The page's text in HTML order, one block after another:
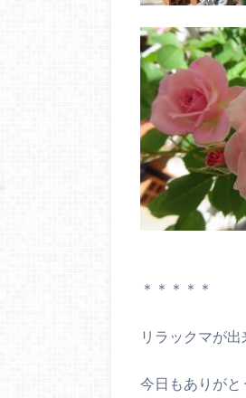
＊＊＊＊＊
リラックマが
今日もありがと